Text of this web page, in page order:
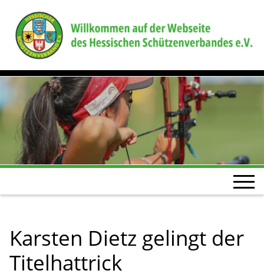
Karsten Dietz gelingt der
Titelhattrick